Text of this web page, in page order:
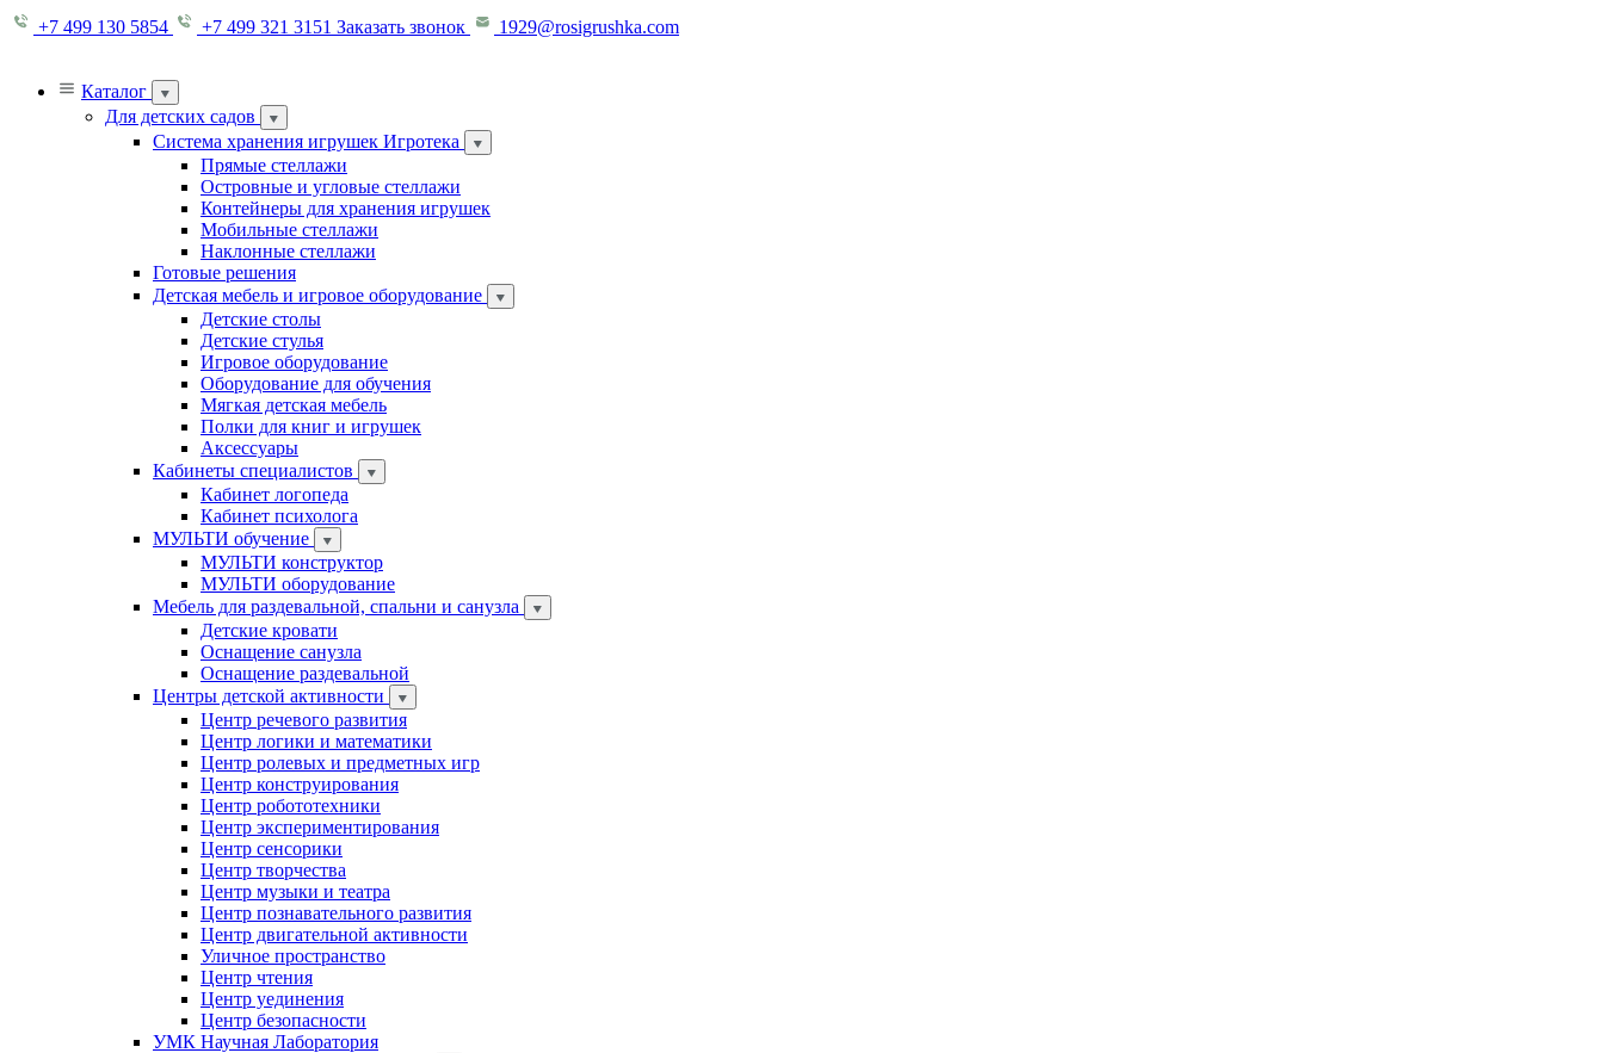
+7 499 130 5854 +7 499 321 3151 Заказать звонок 1929@rosigrushka.com
Каталог
Для детских садов
Система хранения игрушек Игротека
Прямые стеллажи
Островные и угловые стеллажи
Контейнеры для хранения игрушек
Мобильные стеллажи
Наклонные стеллажи
Готовые решения
Детская мебель и игровое оборудование
Детские столы
Детские стулья
Игровое оборудование
Оборудование для обучения
Мягкая детская мебель
Полки для книг и игрушек
Аксессуары
Кабинеты специалистов
Кабинет логопеда
Кабинет психолога
МУЛЬТИ обучение
МУЛЬТИ конструктор
МУЛЬТИ оборудование
Мебель для раздевальной, спальни и санузла
Детские кровати
Оснащение санузла
Оснащение раздевальной
Центры детской активности
Центр речевого развития
Центр логики и математики
Центр ролевых и предметных игр
Центр конструирования
Центр робототехники
Центр экспериментирования
Центр сенсорики
Центр творчества
Центр музыки и театра
Центр познавательного развития
Центр двигательной активности
Уличное пространство
Центр чтения
Центр уединения
Центр безопасности
УМК Научная Лаборатория